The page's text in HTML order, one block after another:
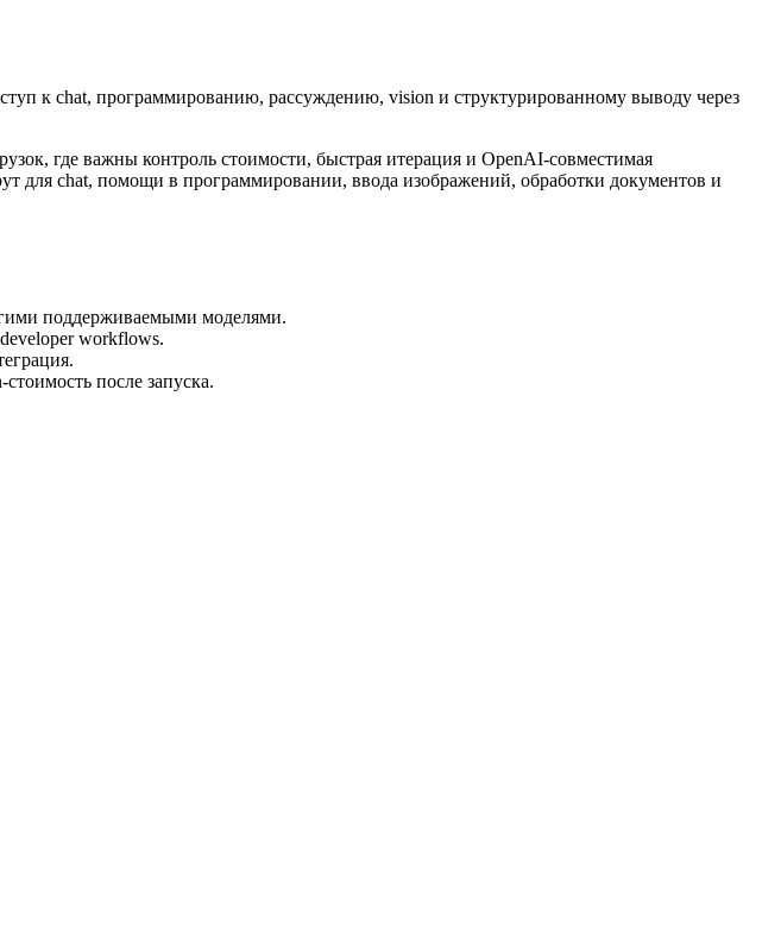
к chat, программированию, рассуждению, vision и структурированному выводу через
где важны контроль стоимости, быстрая итерация и OpenAI-совместимая
для chat, помощи в программировании, ввода изображений, обработки документов и
поддерживаемыми моделями.
workflows.
после запуска.